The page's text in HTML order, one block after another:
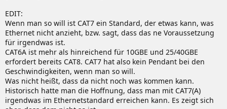
EDIT:
Wenn man so will ist CAT7 ein Standard, der etwas kann, was
Ethernet nicht anzieht, bzw. sagt, dass das ne Voraussetzung
für irgendwas ist.
CAT6A ist mehr als hinreichend für 10GBE und 25/40GBE
erfordert bereits CAT8. CAT7 hat also kein Pendant bei den
Geschwindigkeiten, wenn man so will.
Was nicht heißt, dass da nicht noch was kommen kann.
Historisch hatte man die Hoffnung, dass man mit CAT7(A)
irgendwas im Ethernetstandard erreichen kann. Es zeigt sich